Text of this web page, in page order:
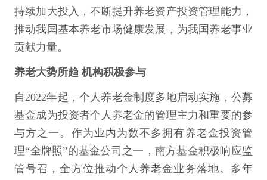
持续加大投入，不断提升养老资产投资管理能力，
推动我国基本养老市场健康发展，为我国养老事业
贡献力量。
养老大势所趋 机构积极参与
自2022年起，个人养老金制度多地启动实施，公募
基金成为投资者个人养老金的管理主力和重要的参
与方之一。作为业内为数不多拥有养老金投资管
理“全牌照”的基金公司之一，南方基金积极响应监
管号召，全方位推动个人养老金业务落地。多年